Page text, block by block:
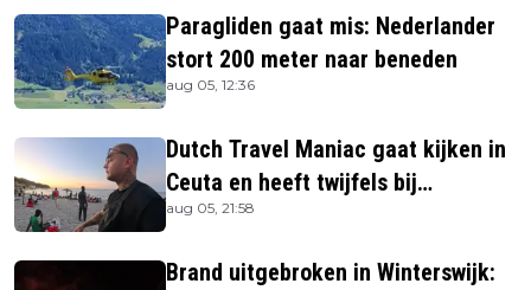
Paragliden gaat mis: Nederlander
stort 200 meter naar beneden
aug 05, 12:36
Dutch Travel Maniac gaat kijken in
Ceuta en heeft twijfels bij
berichtgeving media
aug 05, 21:58
Brand uitgebroken in Winterswijk: